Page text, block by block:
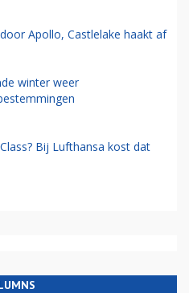
Apollo, Castlelake haakt af
winter weer
Bij Lufthansa kost dat